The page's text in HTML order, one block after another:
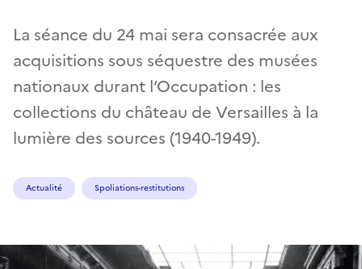
La séance du 24 mai sera consacrée aux
acquisitions sous séquestre des musées
nationaux durant l’Occupation : les
collections du château de Versailles à la
lumière des sources (1940-1949).
Actualité Spoliations-restitutions